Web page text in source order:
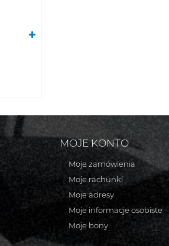
MOJE KONTO
Moje zamówienia
Moje rachunki
Moje adresy
Moje informacje osobiste
Moje bony